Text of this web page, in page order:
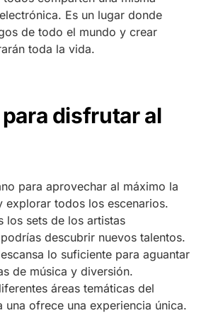
Es un lugar donde
de todo el mundo y crear
toda la vida.
disfrutar al
para aprovechar al máximo la
explorar todos los escenarios.
los sets de los artistas
descubrir nuevos talentos.
lo suficiente para aguantar
de música y diversión.
áreas temáticas del
una ofrece una experiencia única.